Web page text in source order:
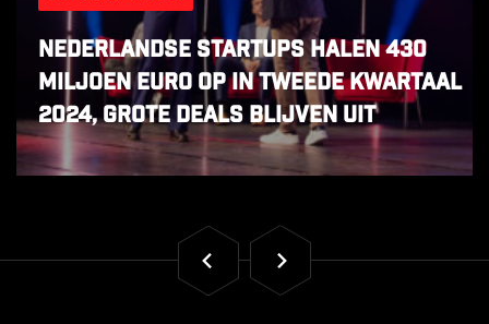
Nederlandse startups halen 430
miljoen euro op in tweede kwartaal
2024, grote deals blijven uit